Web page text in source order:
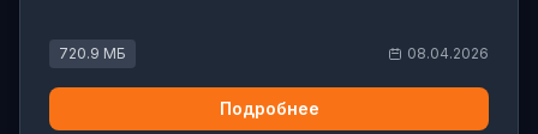
720.9 МБ 08.04.2026
Подробнее